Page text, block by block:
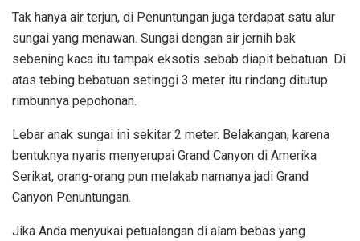
Tak hanya air terjun, di Penuntungan juga terdapat satu alur
sungai yang menawan. Sungai dengan air jernih bak
sebening kaca itu tampak eksotis sebab diapit bebatuan. Di
atas tebing bebatuan setinggi 3 meter itu rindang ditutup
rimbunnya pepohonan.
Lebar anak sungai ini sekitar 2 meter. Belakangan, karena
bentuknya nyaris menyerupai Grand Canyon di Amerika
Serikat, orang-orang pun melakab namanya jadi Grand
Canyon Penuntungan.
Jika Anda menyukai petualangan di alam bebas yang